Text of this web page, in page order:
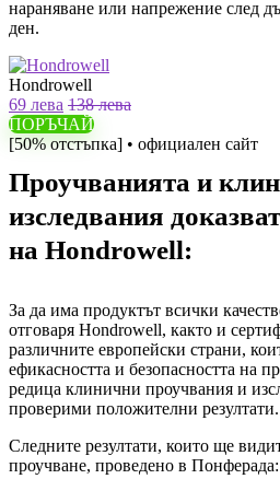
нараняване или напрежение след
ден.
Hondrowell
69 лева 138 лева
ПОРЪЧАЙ
[50% отстъпка] • официален сайт
Проучванията и
изследвания
на Hondrowell:
За да има продуктът всички
отговаря Hondrowell, както и
различните европейски страни,
ефикасността и безопасността на
редица клинични проучвания и
проверими положителни резултати.
Следните резултати, които ще
проучване, проведено в Понферада: